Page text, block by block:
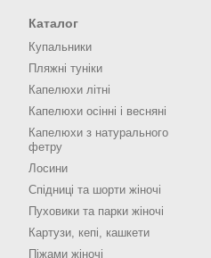
Каталог
Купальники
Пляжні туніки
Капелюхи літні
Капелюхи осінні і весняні
Капелюхи з натурального
фетру
Лосини
Спідниці та шорти жіночі
Пуховики та парки жіночі
Картузи, кепі, кашкети
Піжами жіночі